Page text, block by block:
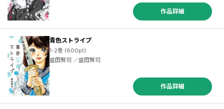
作品詳細
青色ストライプ
1-2巻 (600pt)
盛田賢司 ／盛田賢司
作品詳細